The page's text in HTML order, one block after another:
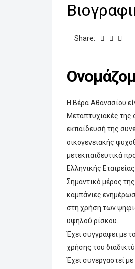
Share:
Η Βέρα Αθανασίου
Μεταπτυχιακές της
εκπαίδευσή της
οικογενειακής
μετεκπαιδευτικά
Ελληνικής
Σημαντικό μέρος
καμπάνιες
στη χρήση των
υψηλού ρίσκου.
Έχει συγγράψει με
χρήσης του
Έχει συνεργαστεί